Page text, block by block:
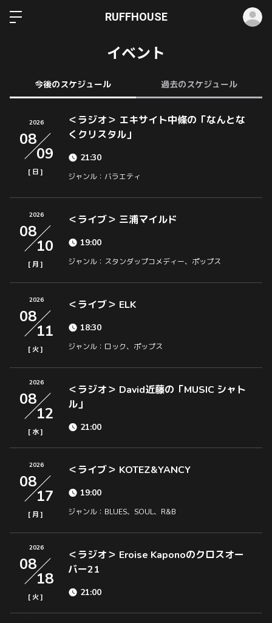
RUFFHOUSE
イベント
今後のスケジュール 過去のスケジュール
2026
08
09
[ 日]
＜ラジオ＞ エキサイト中條の「なんとな
くクリスタル」
21:30
ジャンル：バラエティ
2026
08
10
[ 月]
＜ライブ＞ 三浦マイルド
19:00
ジャンル：スタンダップコメディー、ポップス
2026
08
11
[ 火]
＜ライブ＞ ELK
18:30
ジャンル：ロック、ポップス
2026
08
12
[ 水]
＜ラジオ＞ David近藤の「MUSIC シャト
ル」
21:00
2026
08
17
[ 月]
＜ライブ＞ KOTEZ&YANCY
19:00
ジャンル：BLUES、SOUL、R&B
2026
08
18
[ 火]
＜ラジオ＞ Eroise Kaponoのクロスオー
バー21
21:00